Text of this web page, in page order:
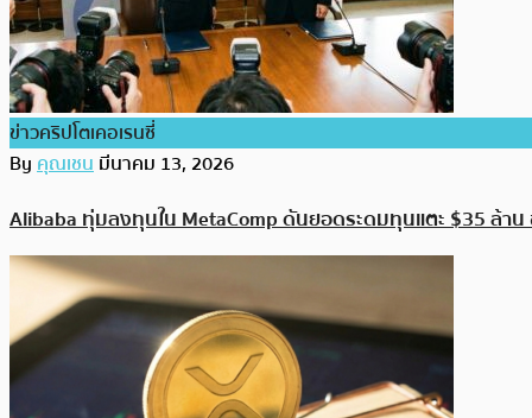
ข่าวคริปโตเคอเรนซี่
Byคุณเชนมีนาคม 13, 2026
Alibaba ทุ่มลงทุนใน MetaComp ดันยอดระดมทุนแตะ $35 ล้า